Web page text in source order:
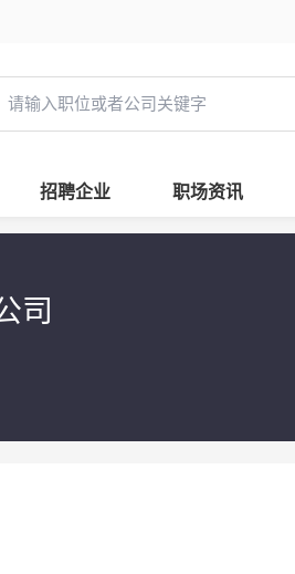
招聘企业 职场资讯
司